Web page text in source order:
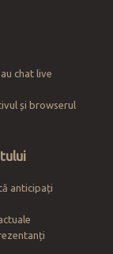
chat live
și browserul
anticipați